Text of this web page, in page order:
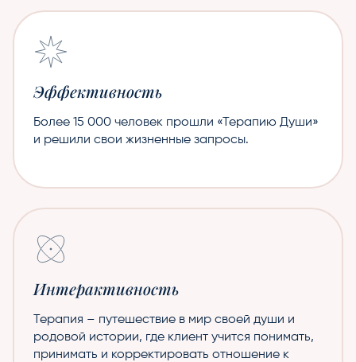
Эффективность
Более 15 000 человек прошли «Терапию Души»
и решили свои жизненные запросы.
Интерактивность
Терапия – путешествие в мир своей души и
родовой истории, где клиент учится понимать,
принимать и корректировать отношение к